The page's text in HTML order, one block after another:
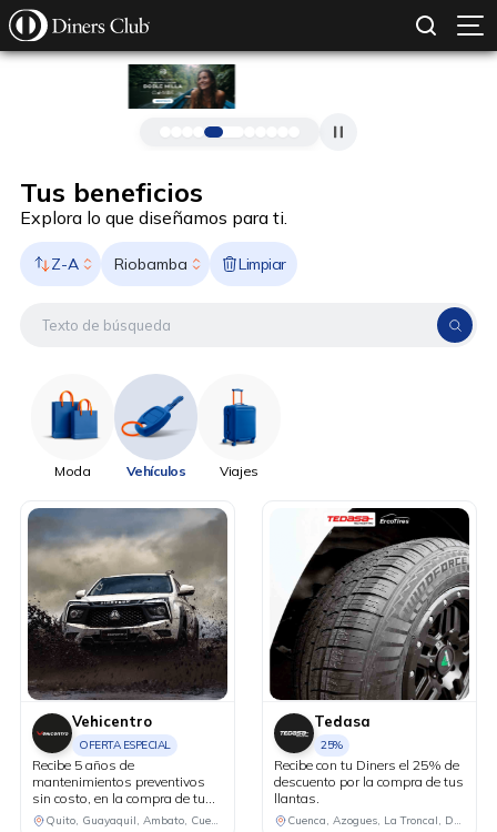
Pasar al contenido principal
Tus beneficios
Explora lo que diseñamos para ti.
Z-A Riobamba Limpiar
Moda Vehículos Viajes
Vehicentro
OFERTA ESPECIAL
Recibe 5 años de
mantenimientos preventivos
sin costo, en la compra de tu
Lynk&Co modelo 02.
Quito, Guayaquil, Ambato, Cuenca
Tedasa
25%
Recibe con tu Diners el 25% de
descuento por la compra de tus
llantas.
Cuenca, Azogues, La Troncal, Daule, Gualaceo, Guayaquil, Loja, Macas, Machala, Milagro, Piñas, Riobamba, Zamora